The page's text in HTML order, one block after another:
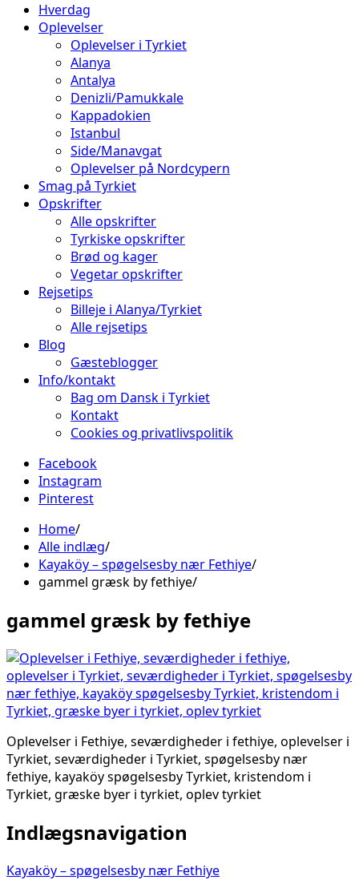
Hverdag
Oplevelser
Oplevelser i Tyrkiet
Alanya
Antalya
Denizli/Pamukkale
Kappadokien
Istanbul
Side/Manavgat
Oplevelser på Nordcypern
Smag på Tyrkiet
Opskrifter
Alle opskrifter
Tyrkiske opskrifter
Brød og kager
Vegetar opskrifter
Rejsetips
Billeje i Alanya/Tyrkiet
Alle rejsetips
Blog
Gæsteblogger
Info/kontakt
Bag om Dansk i Tyrkiet
Kontakt
Cookies og privatlivspolitik
Facebook
Instagram
Pinterest
Home
Alle indlæg
Kayaköy – spøgelsesby nær Fethiye
gammel græsk by fethiye
gammel græsk by fethiye
Oplevelser i Fethiye, seværdigheder i fethiye, oplevelser i
Tyrkiet, seværdigheder i Tyrkiet, spøgelsesby nær
fethiye, kayaköy spøgelsesby Tyrkiet, kristendom i
Tyrkiet, græske byer i tyrkiet, oplev tyrkiet
Indlægsnavigation
Kayaköy – spøgelsesby nær Fethiye